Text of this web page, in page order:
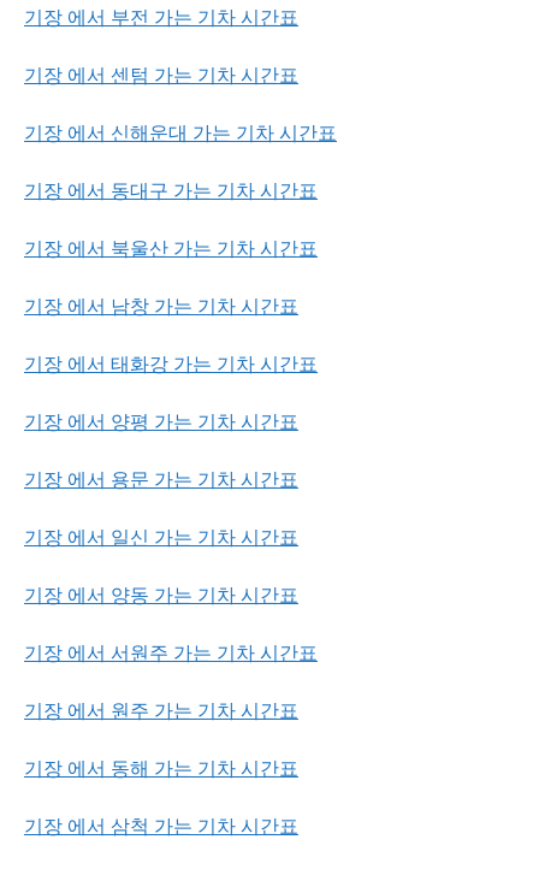
기장 에서 부전 가는 기차 시간표
기장 에서 센텀 가는 기차 시간표
기장 에서 신해운대 가는 기차 시간표
기장 에서 동대구 가는 기차 시간표
기장 에서 북울산 가는 기차 시간표
기장 에서 남창 가는 기차 시간표
기장 에서 태화강 가는 기차 시간표
기장 에서 양평 가는 기차 시간표
기장 에서 용문 가는 기차 시간표
기장 에서 일신 가는 기차 시간표
기장 에서 양동 가는 기차 시간표
기장 에서 서원주 가는 기차 시간표
기장 에서 원주 가는 기차 시간표
기장 에서 동해 가는 기차 시간표
기장 에서 삼척 가는 기차 시간표